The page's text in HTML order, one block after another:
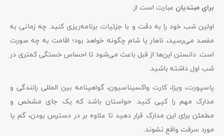
برای مبتدیان عبارت‌ است از:
اولین شب خود را به دقت و با جزئیات برنامه‌ریزی کنید. چه زمانی به
مقصد می‌رسید، ناهار یا شام چگونه خواهد بود؛ اقامت به چه صورت
است. دانستن این‌ها از قبل باعث می‌شود تا احساس خستگی کمتری در
شب اول داشته باشید.
پاسپورت، ویزا، کارت واکسیناسیون، گواهینامه بین المللی رانندگی و
مدارک مهم را کپی کنید. حواستان باشد که یک جای مشخص و
مطمئن برای این مدارک قرار دهید تا علاوه بر در دسترس بودن، گم یا
مورد سرقت واقع نشوند.